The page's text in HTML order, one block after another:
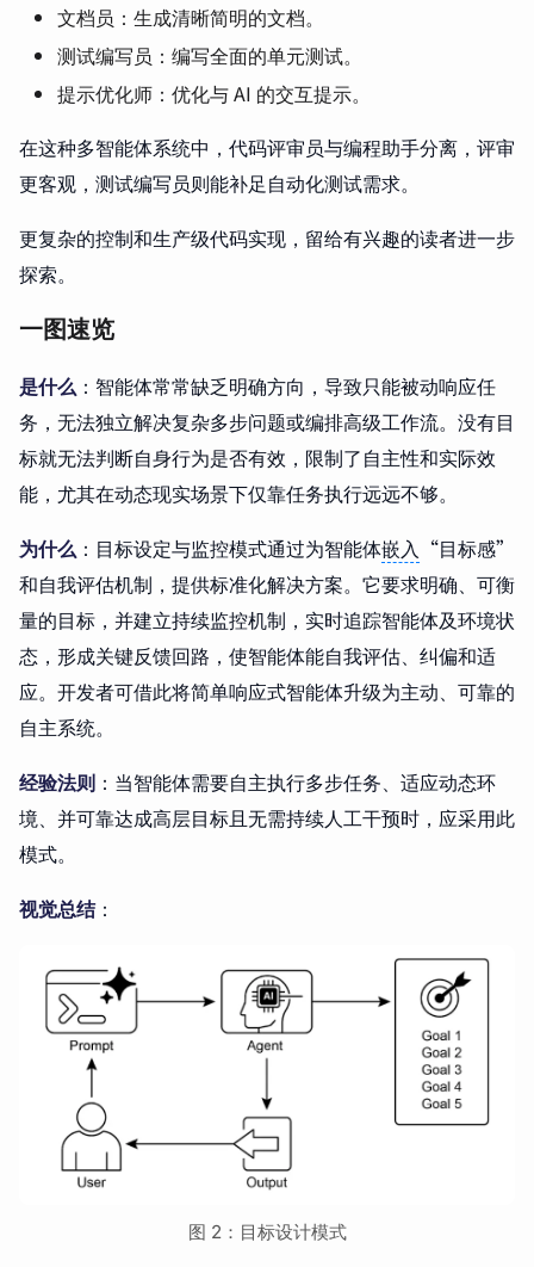
文档员：生成清晰简明的文档。
测试编写员：编写全面的单元测试。
提示优化师：优化与 AI 的交互提示。
在这种多智能体系统中，代码评审员与编程助手分离，评审
更客观，测试编写员则能补足自动化测试需求。
更复杂的控制和生产级代码实现，留给有兴趣的读者进一步
探索。
一图速览
是什么 ：智能体常常缺乏明确方向，导致只能被动响应任
务，无法独立解决复杂多步问题或编排高级工作流。没有目
标就无法判断自身行为是否有效，限制了自主性和实际效
能，尤其在动态现实场景下仅靠任务执行远远不够。
为什么 ：目标设定与监控模式通过为智能体嵌入 “目标感”
和自我评估机制，提供标准化解决方案。它要求明确、可衡
量的目标，并建立持续监控机制，实时追踪智能体及环境状
态，形成关键反馈回路，使智能体能自我评估、纠偏和适
应。开发者可借此将简单响应式智能体升级为主动、可靠的
自主系统。
经验法则 ：当智能体需要自主执行多步任务、适应动态环
境、并可靠达成高层目标且无需持续人工干预时，应采用此
模式。
视觉总结：
图 2：目标设计模式